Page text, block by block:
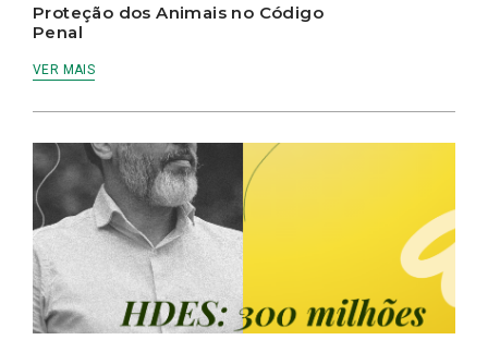
Proteção dos Animais no Código
Penal
VER MAIS